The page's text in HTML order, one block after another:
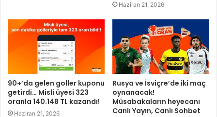
Haziran 21, 2026
90+’da gelen goller kuponu
getirdi… Misli üyesi 323
oranla 140.148 TL kazandı!
Haziran 21, 2026
Rusya ve İsviçre’de iki maç
oynanacak!
Müsabakaların heyecanı
Canlı Yayın, Canlı Sohbet